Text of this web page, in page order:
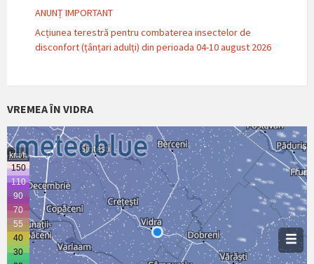
ANUNȚ IMPORTANT
Acțiunea terestră pentru combaterea insectelor de
disconfort (țânțari adulți) din perioada 04-10 august 2026
VREMEA ÎN VIDRA